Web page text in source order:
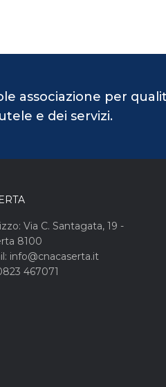
associazione per
e dei servizi.
Via C. Santagata, 19 -
8100
info@cnacaserta.it
467071